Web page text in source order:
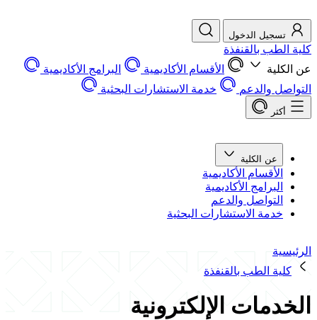
تسجيل الدخول
كلية الطب بالقنفذة
عن الكلية
الأقسام الأكاديمية
البرامج الأكاديمية
التواصل والدعم
خدمة الاستشارات البحثية
أكثر
عن الكلية
الأقسام الأكاديمية
البرامج الأكاديمية
التواصل والدعم
خدمة الاستشارات البحثية
الرئيسية
كلية الطب بالقنفذة
الخدمات الإلكترونية